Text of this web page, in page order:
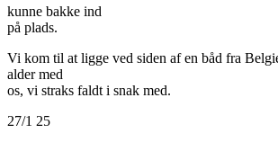
kunne bakke ind
på plads.
Vi kom til at ligge ved siden af en båd fra
alder med
os, vi straks faldt i snak med.
27/1 25